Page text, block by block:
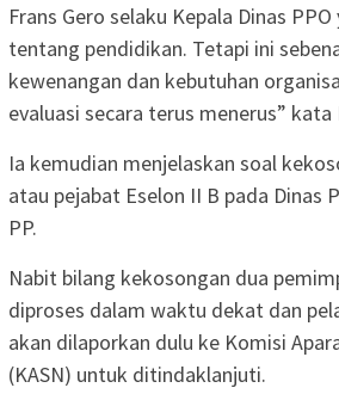
Frans Gero selaku Kepala Dinas
tentang pendidikan. Tetapi ini
kewenangan dan kebutuhan
evaluasi secara terus menerus”
Ia kemudian menjelaskan soal
atau pejabat Eselon II B pada Dinas
PP.
Nabit bilang kekosongan dua
diproses dalam waktu dekat dan
akan dilaporkan dulu ke Komisi
(KASN) untuk ditindaklanjuti.